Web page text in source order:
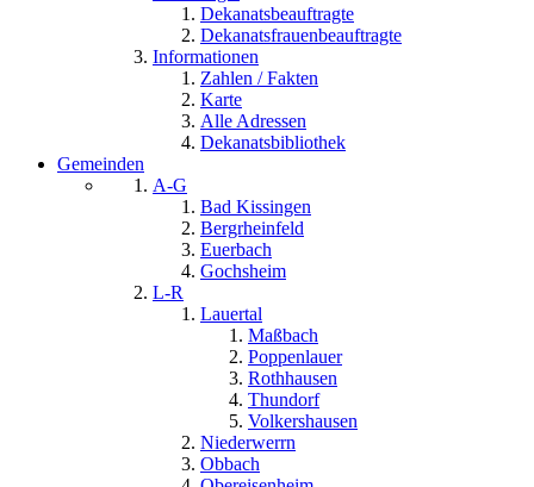
Dekanatsbeauftragte
Dekanatsfrauenbeauftragte
Informationen
Zahlen / Fakten
Karte
Alle Adressen
Dekanatsbibliothek
Gemeinden
A-G
Bad Kissingen
Bergrheinfeld
Euerbach
Gochsheim
L-R
Lauertal
Maßbach
Poppenlauer
Rothhausen
Thundorf
Volkershausen
Niederwerrn
Obbach